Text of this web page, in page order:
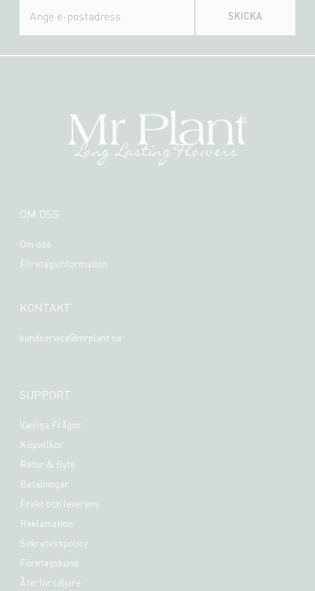
SKICKA
OM OSS
Om oss
Företagsinformation
KONTAKT
kundservice@mrplant.se
SUPPORT
Vanliga Frågor
Köpvillkor
Retur & Byte
Betalningar
Frakt och leverans
Reklamation
Sekretesspolicy
Företagskund
Återförsäljare